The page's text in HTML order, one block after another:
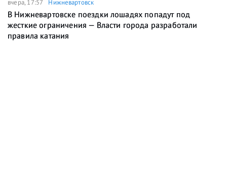
вчера, 17:57 Нижневартовск
В Нижневартовске поездки лошадях попадут под
жесткие ограничения — Власти города разработали
правила катания